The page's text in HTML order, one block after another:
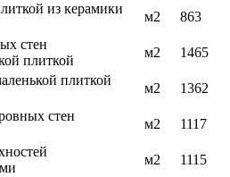
из керамики
м2
863
стен
плиткой
м2
1465
плиткой
м2
1362
стен
м2
1117
м2
1115